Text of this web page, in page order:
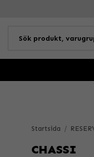
Startsida /
CHASSI